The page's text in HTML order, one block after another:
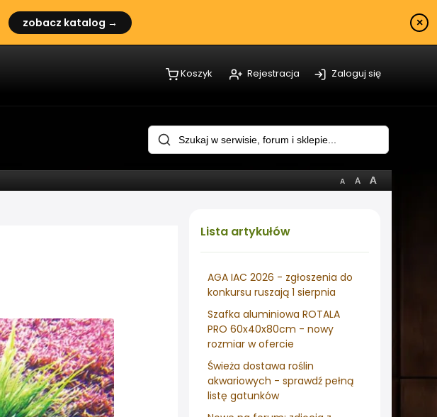
zobacz katalog → ×
Koszyk Rejestracja Zaloguj się
Lista artykułów
AGA IAC 2026 - zgłoszenia do
konkursu ruszają 1 sierpnia
Szafka aluminiowa ROTALA
PRO 60x40x80cm - nowy
rozmiar w ofercie
Świeża dostawa roślin
akwariowych - sprawdź pełną
listę gatunków